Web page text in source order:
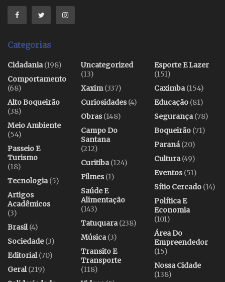
Categorias
Cidadania(198)
Comportamento
(68)
Alto Boqueirão
(38)
Meio Ambiente
(54)
Passeio E
Turismo
(18)
Tecnologia(5)
Artigos
Acadêmicos
(3)
Brasil(4)
Sociedade(3)
Editorial(70)
Geral(219)
Uncategorized
(13)
Xaxim(337)
Curiosidades(4)
Obras(148)
Campo Do
Santana
(212)
Curitiba(124)
Filmes(1)
Saúde E
Alimentação
(143)
Tatuquara(238)
Música(3)
Transito E
Transporte
(118)
Esporte E Lazer
(151)
Caximba(154)
Educação (81)
Segurança(78)
Boqueirão (71)
Paraná(20)
Cultura(49)
Eventos(51)
Sítio Cercado (14)
Política E
Economia
(101)
Área Do
Empreendedor
(15)
Nossa Cidade
(138)